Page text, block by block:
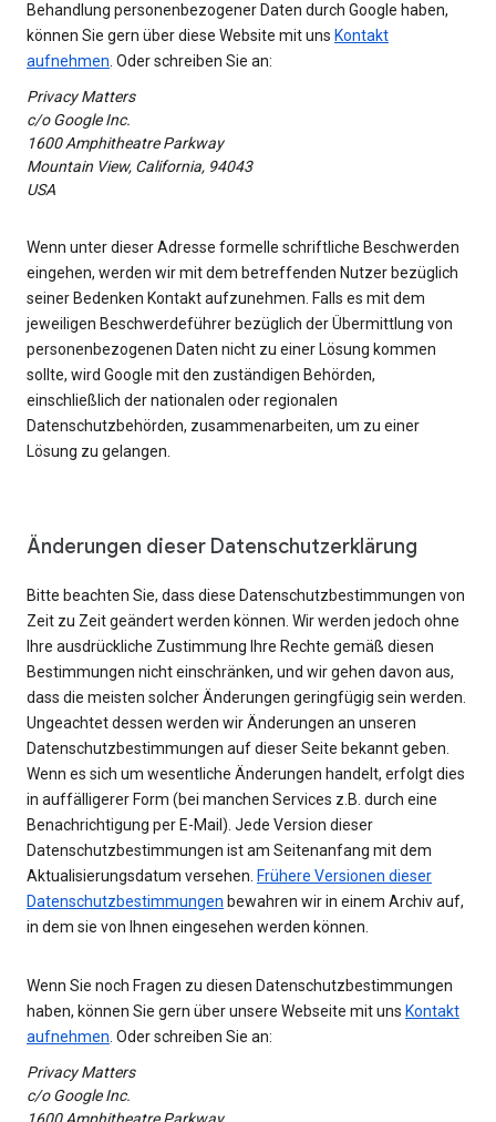
Behandlung personenbezogener Daten durch Google haben,
können Sie gern über diese Website mit uns Kontakt
aufnehmen . Oder schreiben Sie an:
Privacy Matters
c/o Google Inc.
1600 Amphitheatre Parkway
Mountain View, California, 94043
USA
Wenn unter dieser Adresse formelle schriftliche Beschwerden
eingehen, werden wir mit dem betreffenden Nutzer bezüglich
seiner Bedenken Kontakt aufzunehmen. Falls es mit dem
jeweiligen Beschwerdeführer bezüglich der Übermittlung von
personenbezogenen Daten nicht zu einer Lösung kommen
sollte, wird Google mit den zuständigen Behörden,
einschließlich der nationalen oder regionalen
Datenschutzbehörden, zusammenarbeiten, um zu einer
Lösung zu gelangen.
Änderungen dieser Datenschutzerklärung
Bitte beachten Sie, dass diese Datenschutzbestimmungen von
Zeit zu Zeit geändert werden können. Wir werden jedoch ohne
Ihre ausdrückliche Zustimmung Ihre Rechte gemäß diesen
Bestimmungen nicht einschränken, und wir gehen davon aus,
dass die meisten solcher Änderungen geringfügig sein werden.
Ungeachtet dessen werden wir Änderungen an unseren
Datenschutzbestimmungen auf dieser Seite bekannt geben.
Wenn es sich um wesentliche Änderungen handelt, erfolgt dies
in auffälligerer Form (bei manchen Services z.B. durch eine
Benachrichtigung per E-Mail). Jede Version dieser
Datenschutzbestimmungen ist am Seitenanfang mit dem
Aktualisierungsdatum versehen. Frühere Versionen dieser
Datenschutzbestimmungen bewahren wir in einem Archiv auf,
in dem sie von Ihnen eingesehen werden können.
Wenn Sie noch Fragen zu diesen Datenschutzbestimmungen
haben, können Sie gern über unsere Webseite mit uns Kontakt
aufnehmen . Oder schreiben Sie an:
Privacy Matters
c/o Google Inc.